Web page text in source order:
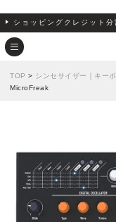
ショッピングクレジット
TOP > シンセサイザー｜キー
MicroFreak